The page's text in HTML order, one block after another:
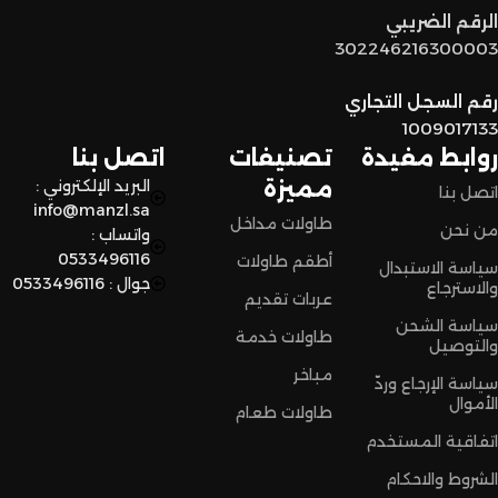
توصيل سريع وآمن
نضمن وصول منتجاتكم بأفضل حالة وفي أقصر وقت ممكن.
اختاروا الراحة والأناقة من المنزل النادر للاثاث الآن وعيشوا تجربة
تسوق مميزة.
روابط مفيدة
اتصل بنا
من نحن
سياسة الاستبدال
والاسترجاع
سياسة الشحن
والتوصيل
سياسة الإرجاع وردّ
الأموال
اتفاقية المستخدم
الشروط والاحكام
تصنيفات
مميزة
طاولات مداخل
أطقم طاولات
عربات تقديم
طاولات خدمة
مباخر
طاولات طعام
اتصل بنا
البريد الإلكتروني :
info@manzl.sa
واتساب :
0533496116
جوال : 0533496116
الرقم الضريبي
302246216300003
رقم السجل التجاري
1009017133